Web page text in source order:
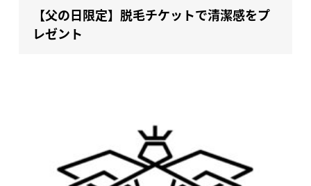
【父の日限定】脱毛チケットで清潔感をプ
レゼント